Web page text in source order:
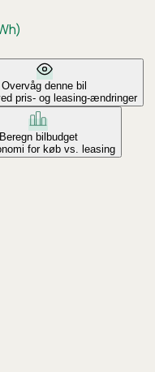
Overvåg denne bil
pris- og leasing-ændringer
Beregn bilbudget
for køb vs. leasing